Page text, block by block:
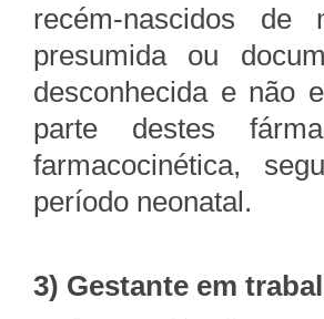
recém-nascidos
presumida ou
desconhecida e não
parte destes
farmacocinética,
período neonatal.
3) Gestante em